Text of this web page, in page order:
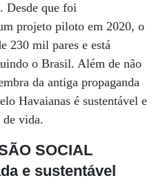
Desde que foi
projeto piloto em 2020, o
230 mil pares e está
o Brasil. Além de não
da antiga propaganda
Havaianas é sustentável e
vida.
SOCIAL
e sustentável